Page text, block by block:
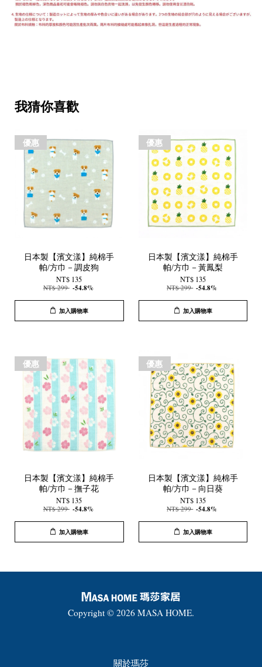
我猜你喜歡
優惠
日本製【濱文漾】純棉手
帕/方巾－調皮狗
NT$ 135
NT$ 299 -54.8%
加入購物車
優惠
日本製【濱文漾】純棉手
帕/方巾－黃鳳梨
NT$ 135
NT$ 299 -54.8%
加入購物車
優惠
日本製【濱文漾】純棉手
帕/方巾－撫子花
NT$ 135
NT$ 299 -54.8%
加入購物車
優惠
日本製【濱文漾】純棉手
帕/方巾－向日葵
NT$ 135
NT$ 299 -54.8%
加入購物車
Copyright © 2026 MASA HOME.
關於瑪莎